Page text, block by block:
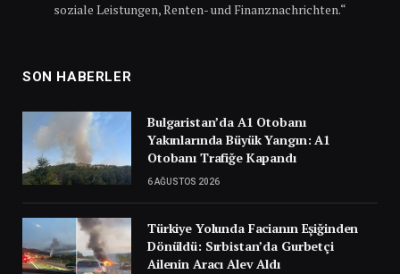
soziale Leistungen, Renten- und Finanznachrichten.“
SON HABERLER
Bulgaristan’da A1 Otobanı
Yakınlarında Büyük Yangın: A1
Otobanı Trafiğe Kapandı
6 AĞUSTOS 2026
Türkiye Yolunda Facianın Eşiğinden
Dönüldü: Sırbistan’da Gurbetçi
Ailenin Aracı Alev Aldı